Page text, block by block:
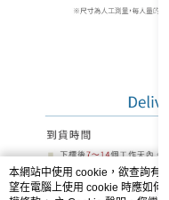
本網站中使用 cookie，欲查詢有
望在電腦上使用 cookie 時應如何